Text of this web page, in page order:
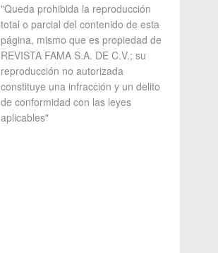
"Queda prohibida la reproducción
total o parcial del contenido de esta
página, mismo que es propiedad de
REVISTA FAMA S.A. DE C.V.; su
reproducción no autorizada
constituye una infracción y un delito
de conformidad con las leyes
aplicables"